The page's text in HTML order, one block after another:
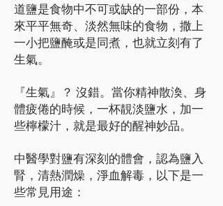
道鹽是食物中不可或缺的一部份，本
來平平無奇、淡然無味的食物，撒上
一小把鹽醃或是同煮，也就立刻有了
生氣。
『生氣』？ 沒錯。當你精神散渙、身
體疲倦的時候，一杯靚淡鹽水，加一
些檸檬汁，就是最好的醒神妙品。
中醫學對鹽有深刻的體會，認為鹽入
腎，清熱潤燥，淨血解毒，以下是一
些常見用途：